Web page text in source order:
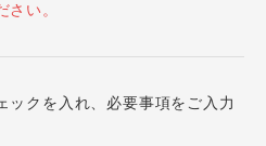
い。
ックを入れ、必要事項をご入力